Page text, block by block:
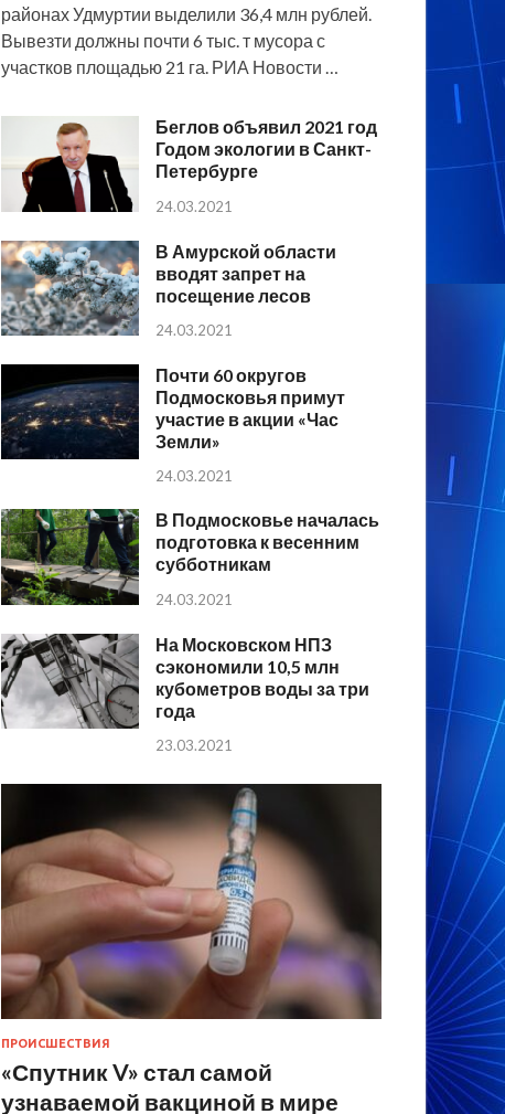
районах Удмуртии выделили 36,4 млн рублей.
Вывезти должны почти 6 тыс. т мусора с
участков площадью 21 га. РИА Новости …
Беглов объявил 2021 год
Годом экологии в Санкт-
Петербурге
24.03.2021
В Амурской области
вводят запрет на
посещение лесов
24.03.2021
Почти 60 округов
Подмосковья примут
участие в акции «Час
Земли»
24.03.2021
В Подмосковье началась
подготовка к весенним
субботникам
24.03.2021
На Московском НПЗ
сэкономили 10,5 млн
кубометров воды за три
года
23.03.2021
ПРОИСШЕСТВИЯ
«Спутник V» стал самой
узнаваемой вакциной в мире